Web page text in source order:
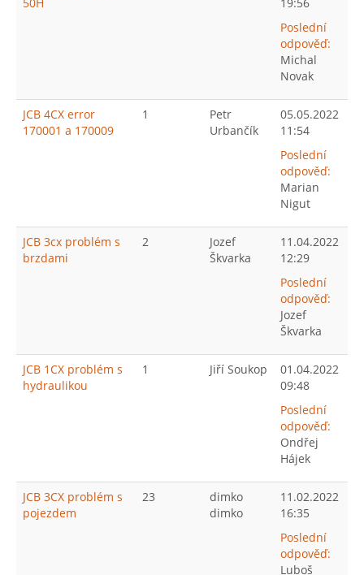
Poslední
odpověď:
Michal
Novak
JCB 4CX error
170001 a 170009
1
Petr
Urbančík
05.05.2022
11:54
Poslední
odpověď:
Marian
Nigut
JCB 3cx problém s
brzdami
2
Jozef
Škvarka
11.04.2022
12:29
Poslední
odpověď:
Jozef
Škvarka
JCB 1CX problém s
hydraulikou
1 Jiří Soukop
01.04.2022
09:48
Poslední
odpověď:
Ondřej
Hájek
JCB 3CX problém s
pojezdem
23
dimko
dimko
11.02.2022
16:35
Poslední
odpověď:
Luboš